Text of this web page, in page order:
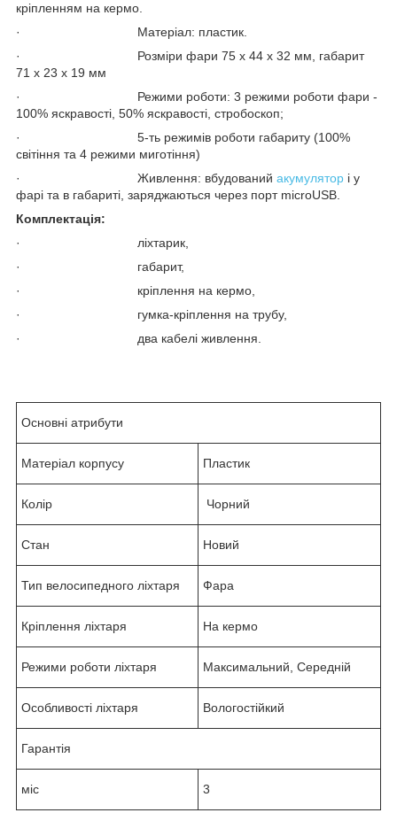
кріпленням на кермо.
· Матеріал: пластик.
· Розміри фари 75 х 44 х 32 мм, габарит
71 х 23 х 19 мм
· Режими роботи: 3 режими роботи фари -
100% яскравості, 50% яскравості, стробоскоп;
· 5-ть режимів роботи габариту (100%
світіння та 4 режими миготіння)
· Живлення: вбудований акумулятор і у
фарі та в габариті, заряджаються через порт microUSB.
Комплектація:
· ліхтарик,
· габарит,
· кріплення на кермо,
· гумка-кріплення на трубу,
· два кабелі живлення.
Основні атрибути
Матеріал корпусу Пластик
Колір Чорний
Стан Новий
Тип велосипедного ліхтаря Фара
Кріплення ліхтаря На кермо
Режими роботи ліхтаря Максимальний, Середній
Особливості ліхтаря Вологостійкий
Гарантія
міс 3